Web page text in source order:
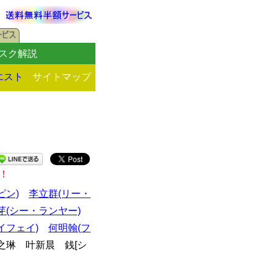
ク解説
スト サイトマップ
ン)
李立群(リー・
(シー・ランヤー)
フェイ)
何明翰(フ
琳 叶新晨 銭[シ